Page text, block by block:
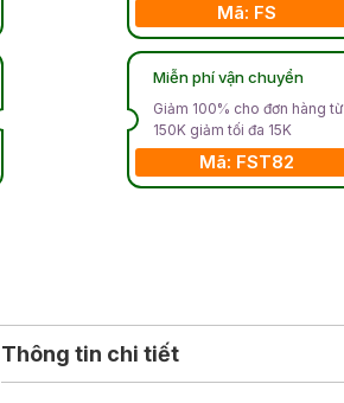
Mã: FS
Miễn phí vận chuyển
Giảm 100% cho đơn hàng từ
150K giảm tối đa 15K
Mã: FST82
Thông tin chi tiết